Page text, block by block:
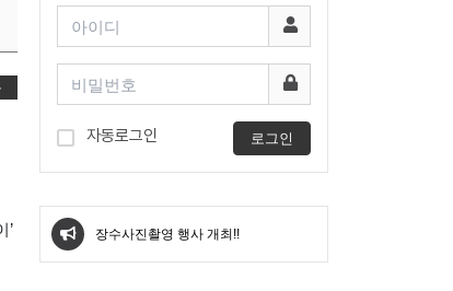
’
자동로그인 로그인
[신청] 22주 프로그램 NKST 치유교육
장학생 모집
장수사진촬영 행사 개최!!